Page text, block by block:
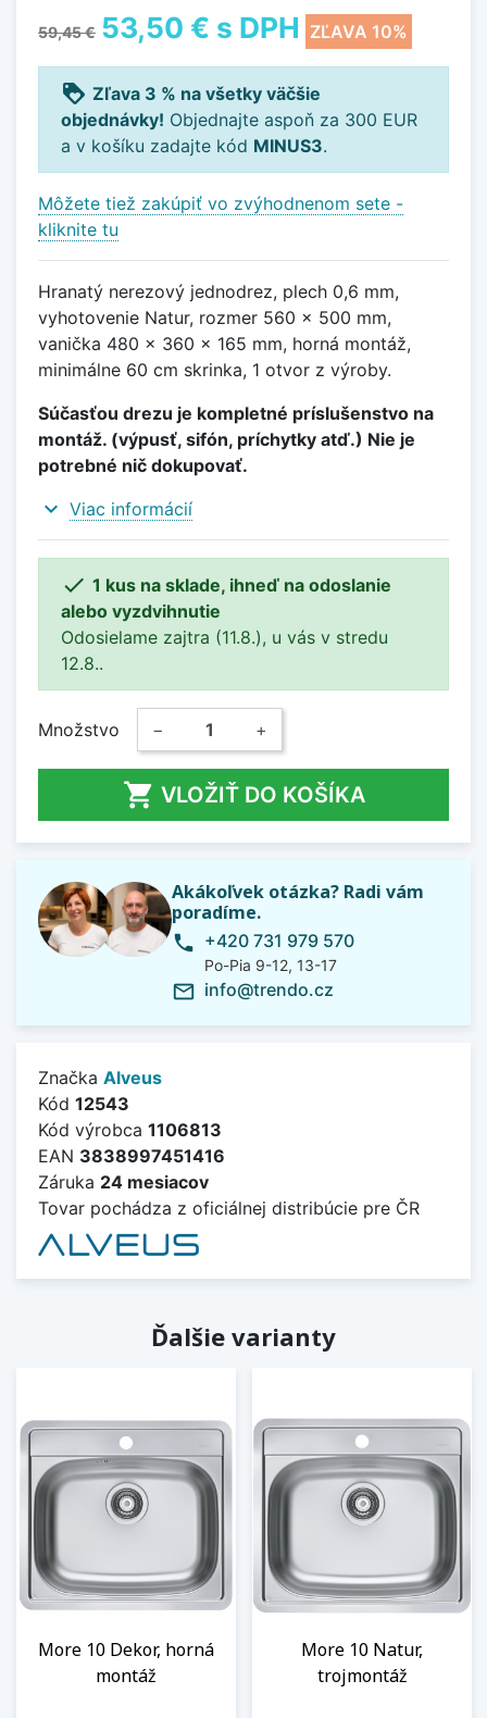
59,45 € 53,50 € s DPH ZĽAVA 10%
loyalty Zľava 3 % na všetky väčšie
objednávky! Objednajte aspoň za 300 EUR
a v košíku zadajte kód MINUS3.
Môžete tiež zakúpiť vo zvýhodnenom sete -
kliknite tu
Hranatý nerezový jednodrez, plech 0,6 mm,
vyhotovenie Natur, rozmer 560 x 500 mm,
vanička 480 x 360 x 165 mm, horná montáž,
minimálne 60 cm skrinka, 1 otvor z výroby.
Súčasťou drezu je kompletné príslušenstvo na
montáž. (výpusť, sifón, príchytky atď.) Nie je
potrebné nič dokupovať.
expand_more Viac informácií
 1 kus na sklade, ihneď na odoslanie
alebo vyzdvihnutie
Odosielame zajtra (11.8.), u vás v stredu
12.8..
Množstvo − +
 VLOŽIŤ DO KOŠÍKA
Akákoľvek otázka? Radi vám
poradíme.
phone +420 731 979 570
Po-Pia 9-12, 13-17
mail_outline info@trendo.cz
Značka Alveus
Kód 12543
Kód výrobca 1106813
EAN 3838997451416
Záruka 24 mesiacov
Tovar pochádza z oficiálnej distribúcie pre ČR
Ďalšie varianty
More 10 Dekor, horná
montáž
More 10 Natur,
trojmontáž